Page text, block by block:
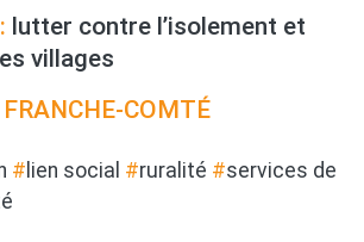
lutter contre l’isolement et
villages
FRANCHE-COMTÉ
# lien social #ruralité #services de